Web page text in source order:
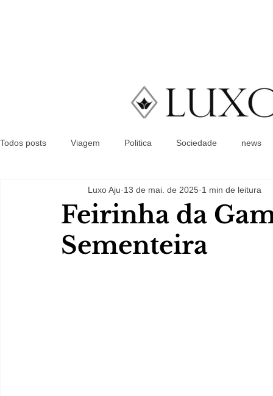
Todos posts Viagem Politica Sociedade news
Feirinha da
Sementeira
Luxo Aju 13 de mai. de 2025 1 min de leitura